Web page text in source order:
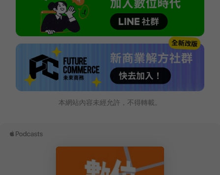
本網站內容未經允許，不得轉載。